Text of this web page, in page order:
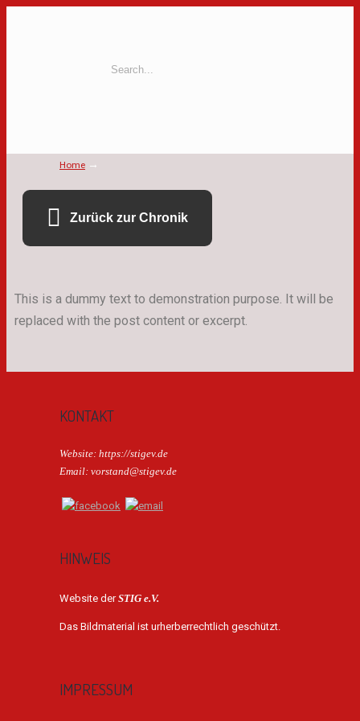
Home →
Zurück zur Chronik
This is a dummy text to demonstration purpose. It will be
replaced with the post content or excerpt.
KONTAKT
Website: https://stigev.de
Email: vorstand@stigev.de
HINWEIS
Website derSTIG e.V.
Das Bildmaterial ist urherberrechtlich geschützt.
IMPRESSUM